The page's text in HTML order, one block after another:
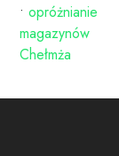
• opróżnianie
magazynów
Chełmża